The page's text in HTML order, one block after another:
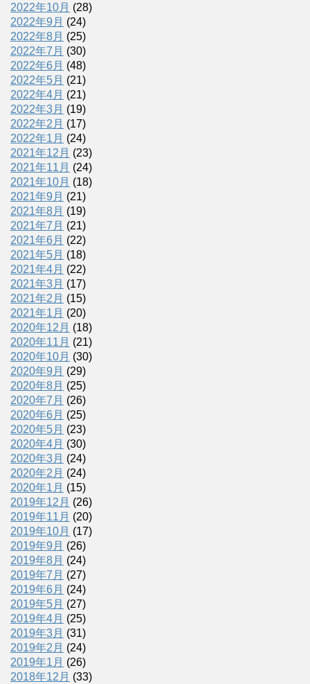
2022年10月 (28)
2022年9月 (24)
2022年8月 (25)
2022年7月 (30)
2022年6月 (48)
2022年5月 (21)
2022年4月 (21)
2022年3月 (19)
2022年2月 (17)
2022年1月 (24)
2021年12月 (23)
2021年11月 (24)
2021年10月 (18)
2021年9月 (21)
2021年8月 (19)
2021年7月 (21)
2021年6月 (22)
2021年5月 (18)
2021年4月 (22)
2021年3月 (17)
2021年2月 (15)
2021年1月 (20)
2020年12月 (18)
2020年11月 (21)
2020年10月 (30)
2020年9月 (29)
2020年8月 (25)
2020年7月 (26)
2020年6月 (25)
2020年5月 (23)
2020年4月 (30)
2020年3月 (24)
2020年2月 (24)
2020年1月 (15)
2019年12月 (26)
2019年11月 (20)
2019年10月 (17)
2019年9月 (26)
2019年8月 (24)
2019年7月 (27)
2019年6月 (24)
2019年5月 (27)
2019年4月 (25)
2019年3月 (31)
2019年2月 (24)
2019年1月 (26)
2018年12月 (33)